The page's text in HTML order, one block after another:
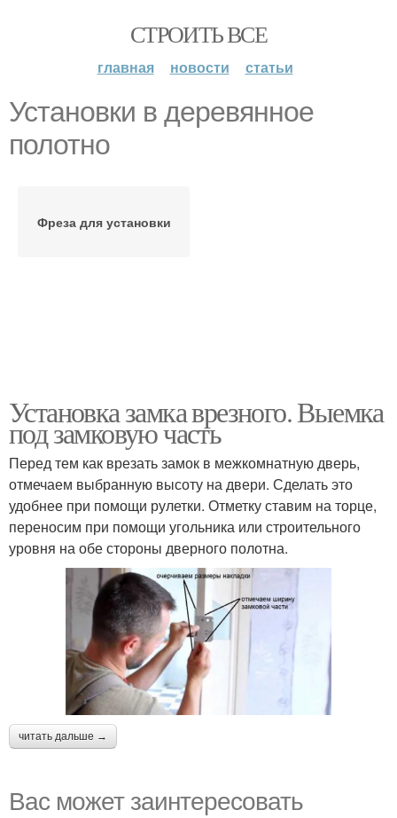
СТРОИТЬ ВСЕ
главная новости статьи
Установки в деревянное
полотно
Фреза для установки
Установка замка врезного. Выемка
под замковую часть
Перед тем как врезать замок в межкомнатную дверь,
отмечаем выбранную высоту на двери. Сделать это
удобнее при помощи рулетки. Отметку ставим на торце,
переносим при помощи угольника или строительного
уровня на обе стороны дверного полотна.
читать дальше →
Вас может заинтересовать